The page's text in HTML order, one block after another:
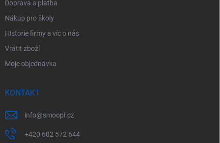
Doprava a platba
Nákup pro školy
Historie firmy a víc o nás
Vrátit zboží
Moje objednávka
KONTAKT
info@smoopi.cz
+420 602 572 644